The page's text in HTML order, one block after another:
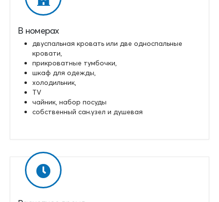
В номерах
двуспальная кровать или две односпальные
кровати,
прикроватные тумбочки,
шкаф для одежды,
холодильник,
TV
чайник, набор посуды
собственный сан.узел и душевая